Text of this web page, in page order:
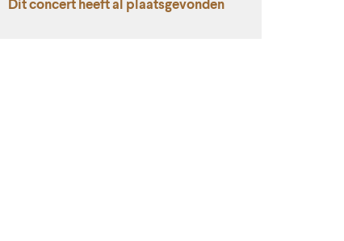
Dit concert heeft al plaatsgevonden